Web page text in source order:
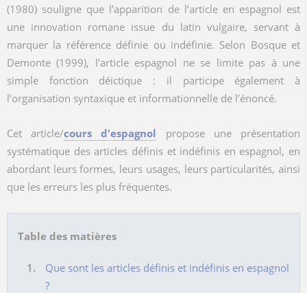
(1980) souligne que l’apparition de l’article en espagnol est
une innovation romane issue du latin vulgaire, servant à
marquer la référence définie ou indéfinie. Selon Bosque et
Demonte (1999), l’article espagnol ne se limite pas à une
simple fonction déictique : il participe également à
l’organisation syntaxique et informationnelle de l’énoncé.
Cet article/cours d'espagnol propose une présentation
systématique des articles définis et indéfinis en espagnol, en
abordant leurs formes, leurs usages, leurs particularités, ainsi
que les erreurs les plus fréquentes.
Table des matières
Que sont les articles définis et indéfinis en espagnol
?